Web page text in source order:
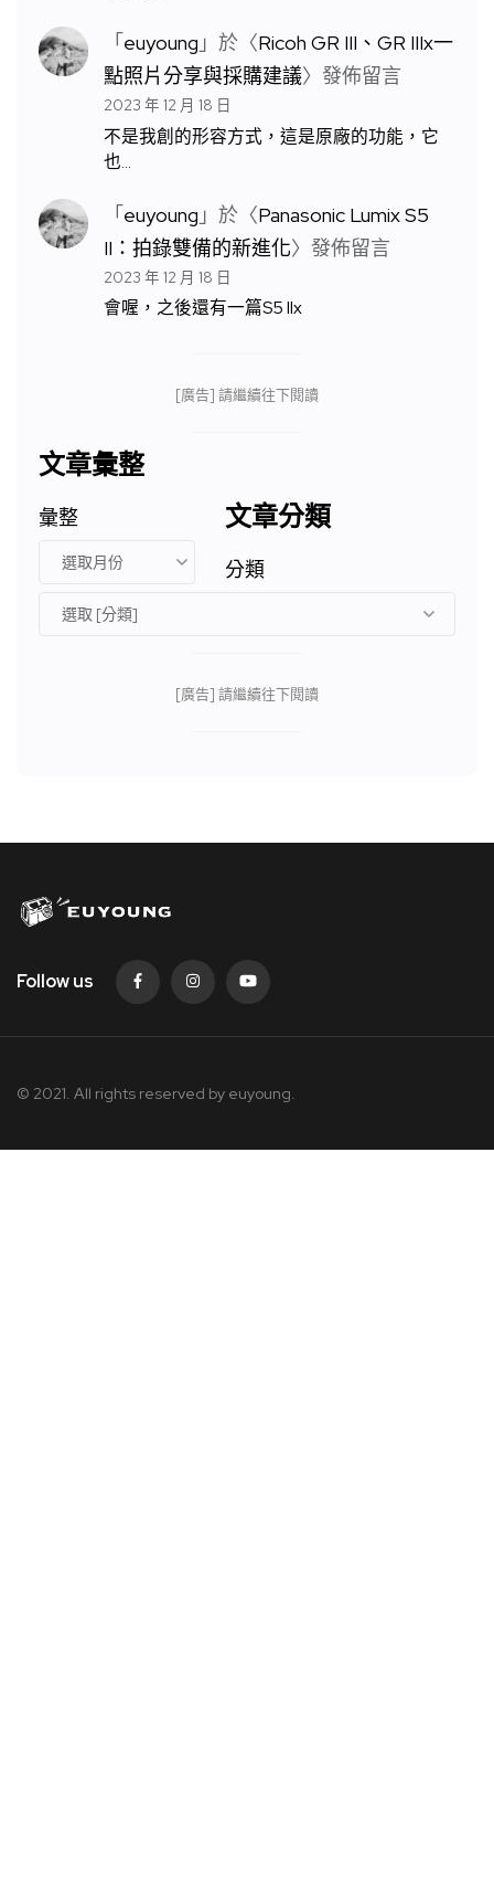
「euyoung 」於〈Ricoh GR III、GR IIIx一
點照片分享與採購建議〉發佈留言
2023 年 12 月 18 日
不是我創的形容方式，這是原廠的功能，它
也…
「euyoung 」於〈Panasonic Lumix S5
II：拍錄雙備的新進化〉發佈留言
2023 年 12 月 18 日
會喔，之後還有一篇S5 IIx
[廣告] 請繼續往下閱讀
文章彙整
彙整 文章分類
分類
[廣告] 請繼續往下閱讀
Follow us
© 2021. All rights reserved by euyoung.